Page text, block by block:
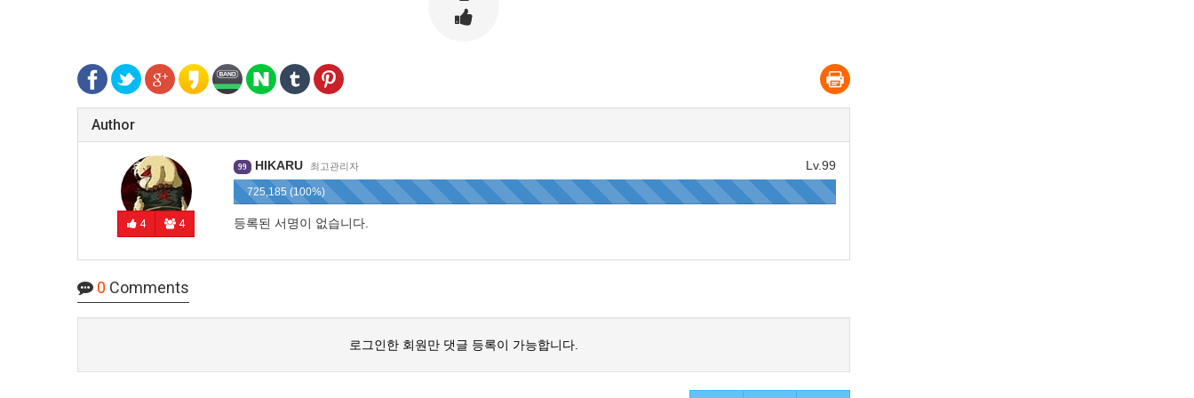
Author
4 4
Lv.99
99 HIKARU 최고관리자
725,185 (100%)
등록된 서명이 없습니다.
0 Comments
로그인한 회원만 댓글 등록이 가능합니다.